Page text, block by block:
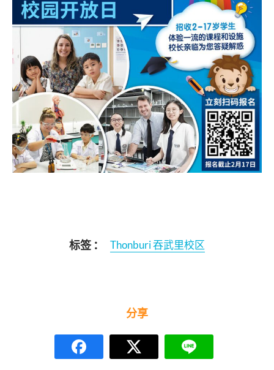
标签 ： Thonburi 吞武里校区
分享